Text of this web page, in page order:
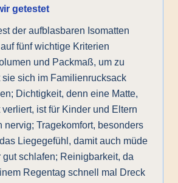
getestet
der aufblasbaren Isomatten
fünf wichtige Kriterien
und Packmaß, um zu
sich im Familienrucksack
Dichtigkeit, denn eine Matte,
ist für Kinder und Eltern
nervig; Tragekomfort, besonders
Liegegefühl, damit auch müde
gut schlafen; Reinigbarkeit, da
Regentag schnell mal Dreck